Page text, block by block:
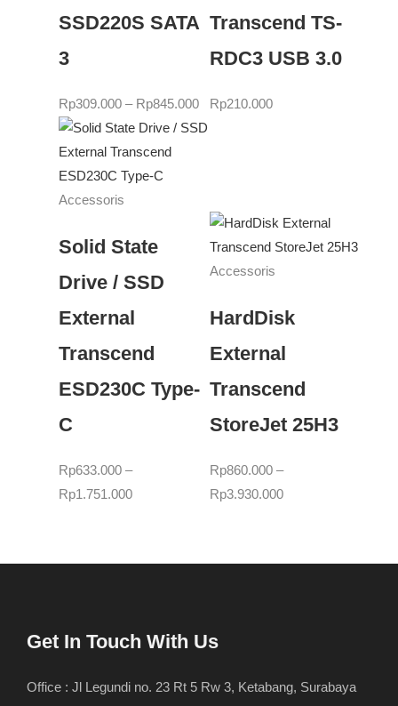
SSD220S SATA
3
Rp309.000 – Rp845.000
Transcend TS-
RDC3 USB 3.0
Rp210.000
Accessoris
Solid State
Drive / SSD
External
Transcend
ESD230C Type-
C
Rp633.000 –
Rp1.751.000
Accessoris
HardDisk
External
Transcend
StoreJet 25H3
Rp860.000 –
Rp3.930.000
Get In Touch With Us
Office : Jl Legundi no. 23 Rt 5 Rw 3, Ketabang, Surabaya